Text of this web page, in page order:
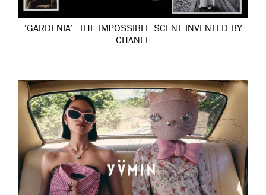
‘GARDÉNIA’: THE IMPOSSIBLE SCENT INVENTED BY
CHANEL